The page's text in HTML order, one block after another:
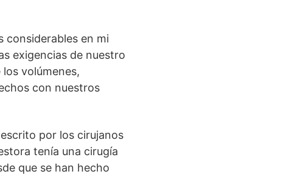
considerables en mi
exigencias de nuestro
volúmenes,
con nuestros
por los cirujanos
tenía una cirugía
que se han hecho